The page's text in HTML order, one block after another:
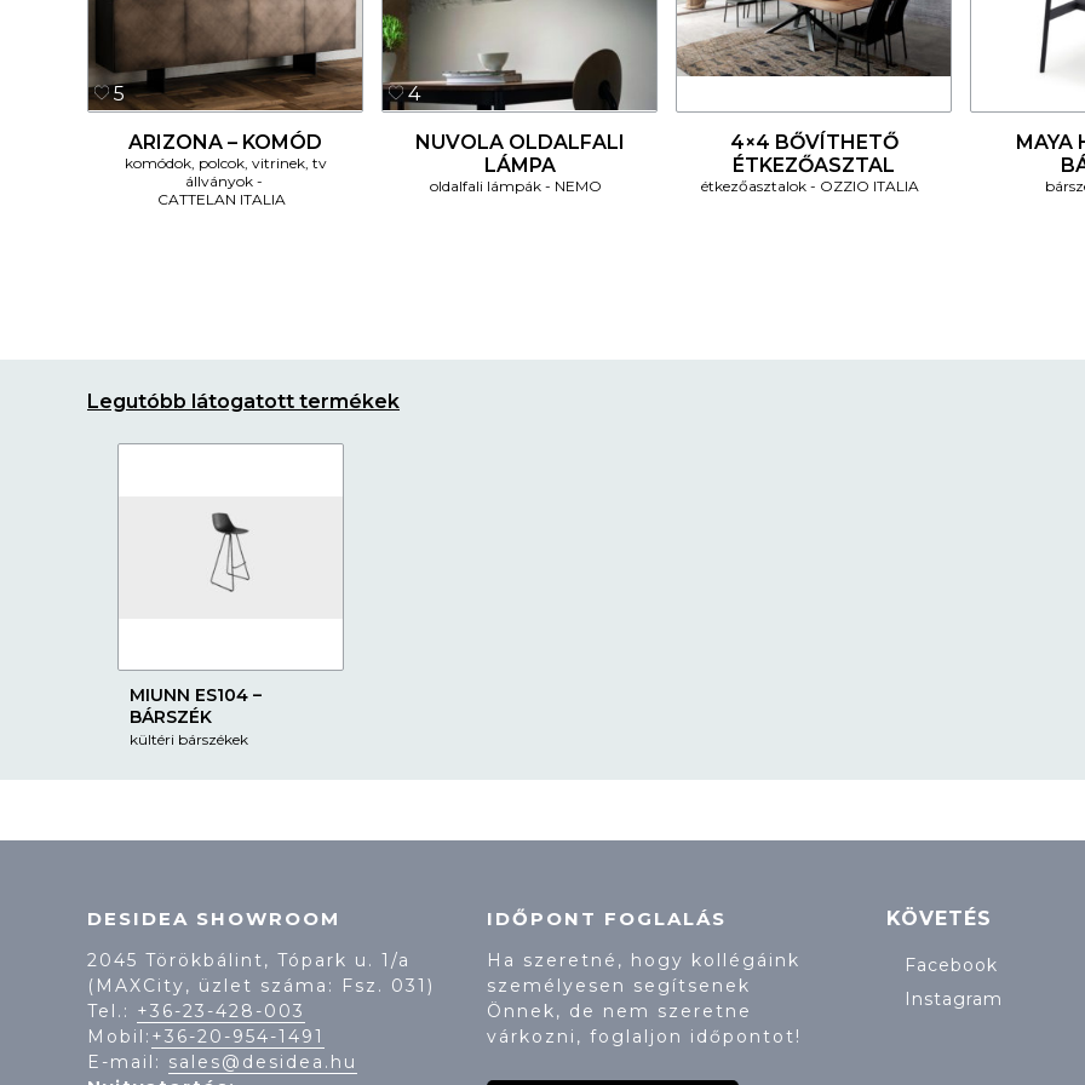
5
ARIZONA – KOMÓD
komódok, polcok, vitrinek, tv
állványok
CATTELAN ITALIA
4
NUVOLA OLDALFALI
LÁMPA
oldalfali lámpák NEMO
4×4 BŐVÍTHETŐ
ÉTKEZŐASZTAL
étkezőasztalok OZZIO ITALIA
MAYA
Legutóbb látogatott termékek
MIUNN ES104 –
BÁRSZÉK
kültéri bárszékek
DESIDEA SHOWROOM
2045 Törökbálint, Tópark u. 1/a
(MAXCity, üzlet száma: Fsz. 031)
Tel.: +36-23-428-003
Mobil: +36-20-954-1491
E-mail: sales@desidea.hu
IDŐPONT FOGLALÁS
Ha szeretné, hogy kollégáink
személyesen segítsenek
Önnek, de nem szeretne
várkozni, foglaljon időpontot!
KÖVETÉS
Facebook
Instagram